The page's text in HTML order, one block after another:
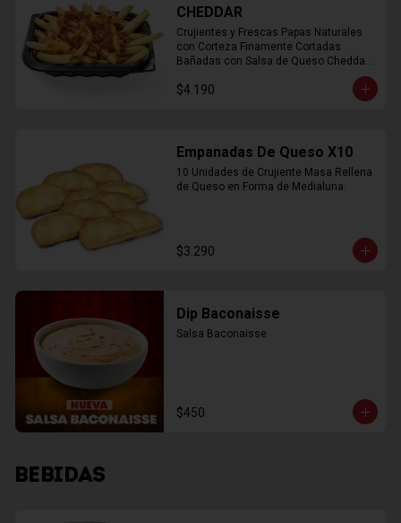
CHEDDAR
Crujientes y Frescas Papas Naturales
con Corteza Finamente Cortadas
Bañadas con Salsa de Queso Cheddar
$4.190
Empanadas De Queso X10
10 Unidades de Crujiente Masa Rellena
de Queso en Forma de Medialuna.
$3.290
Dip Baconaisse
Salsa Baconaisse
$450
BEBIDAS